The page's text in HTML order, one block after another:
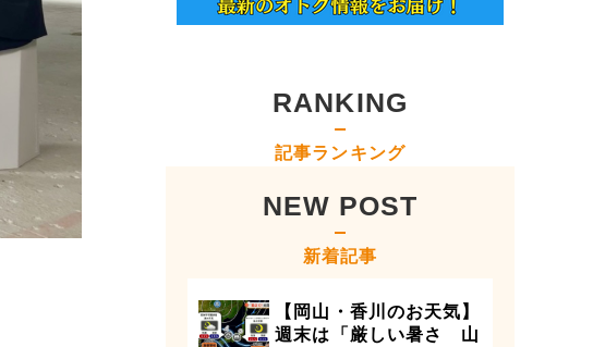
RANKING
記事ランキング
NEW POST
新着記事
【岡山・香川のお天気】
週末は「厳しい暑さ 山